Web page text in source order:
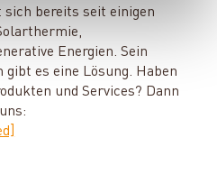
bereits seit einigen
Energien. Sein
es eine Lösung. Haben
und Services? Dann